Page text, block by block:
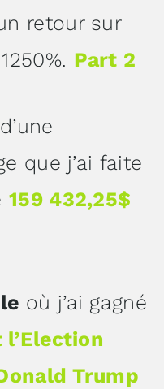
retour sur
Part 2
que j’ai faite
159 432,25$
où j’ai gagné
Trump